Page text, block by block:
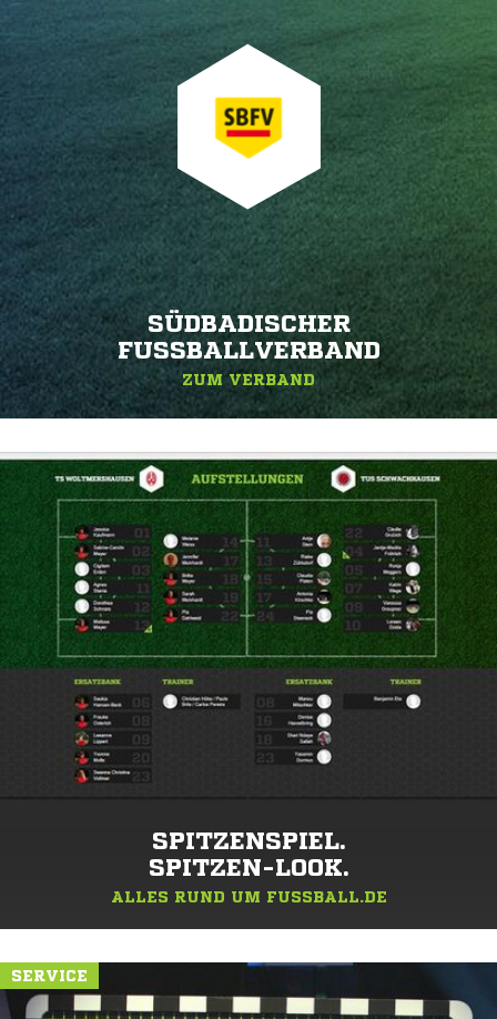
SÜDBADISCHER
FUSSBALLVERBAND
ZUM VERBAND
SPITZENSPIEL.
SPITZEN-LOOK.
ALLES RUND UM FUSSBALL.DE
SERVICE